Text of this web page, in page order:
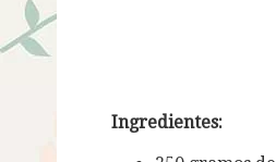
Ingredientes: